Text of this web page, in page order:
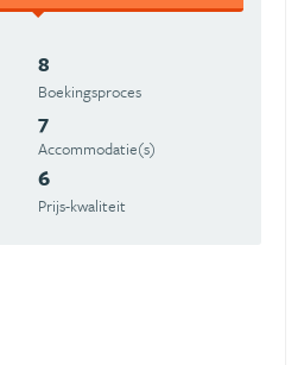
8
Boekingsproces
7
Accommodatie(s)
6
Prijs-kwaliteit